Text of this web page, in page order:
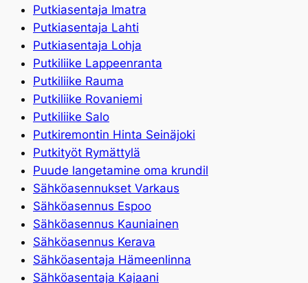
Putkiasentaja Imatra
Putkiasentaja Lahti
Putkiasentaja Lohja
Putkiliike Lappeenranta
Putkiliike Rauma
Putkiliike Rovaniemi
Putkiliike Salo
Putkiremontin Hinta Seinäjoki
Putkityöt Rymättylä
Puude langetamine oma krundil
Sähköasennukset Varkaus
Sähköasennus Espoo
Sähköasennus Kauniainen
Sähköasennus Kerava
Sähköasentaja Hämeenlinna
Sähköasentaja Kajaani